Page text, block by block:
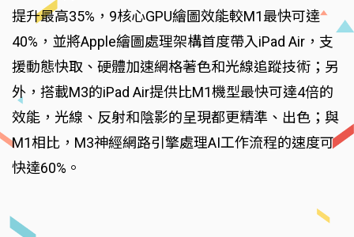
提升最高35%，9核心GPU繪圖效能較M1最快可達
40%，並將Apple繪圖處理架構首度帶入iPad Air，支
援動態快取、硬體加速網格著色和光線追蹤技術；另
外，搭載M3的iPad Air提供比M1機型最快可達4倍的
效能，光線、反射和陰影的呈現都更精準、出色；與
M1相比，M3神經網路引擎處理AI工作流程的速度可
快達60%。